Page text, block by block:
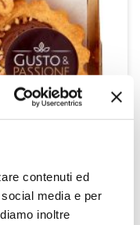
contenuti ed
media e per
inoltre
gianduia e